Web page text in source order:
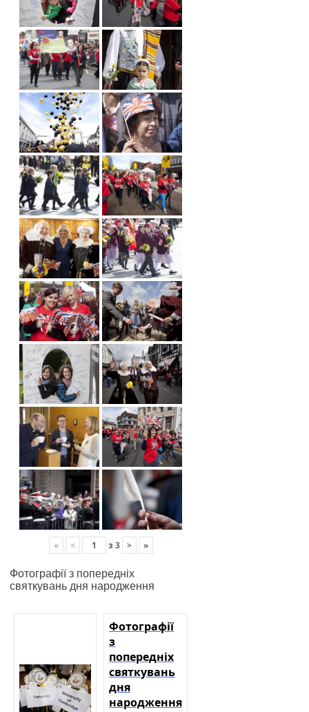
« < з 3 > »
Фотографії з попередніх
святкувань дня народження
Фотографії
з
попередніх
святкувань
дня
народження